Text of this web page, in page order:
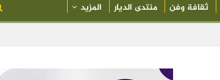
ثقافة وفن منتدى الديار المزيد